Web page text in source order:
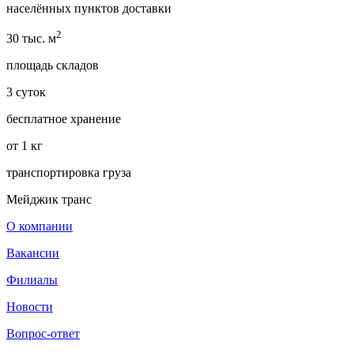
населённых пунктов доставки
30 тыс. м2
площадь складов
3 суток
бесплатное хранение
от 1 кг
транспортировка груза
Мейджик транс
О компании
Вакансии
Филиалы
Новости
Вопрос-ответ